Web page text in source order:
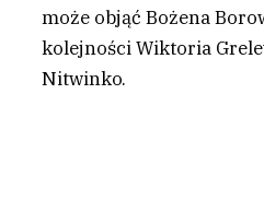
może objąć Bożena
kolejności Wiktoria
Nitwinko.